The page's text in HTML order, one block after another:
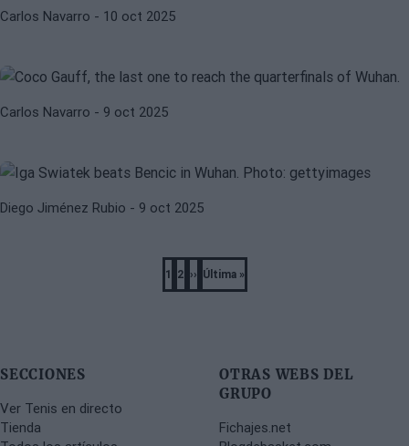
Carlos Navarro - 10 oct 2025
WTA Wuhan 2025: Gauff completa
Carlos Navarro - 9 oct 2025
Swiatek despliega su mejor versión
Diego Jiménez Rubio - 9 oct 2025
Página
1
Página
2
Next
››
Last
Última »
SECCIONES
Ver Tenis en directo
Tienda
OTRAS WEBS DEL
GRUPO
Fichajes.net